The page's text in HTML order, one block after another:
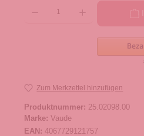
Zum Merkzettel hinzufügen
Produktnummer: 25.02098.00
Marke: Vaude
EAN: 4067729121757